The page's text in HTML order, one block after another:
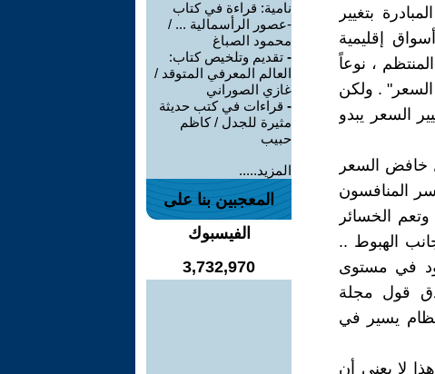
بتغيير
إقليمية
، نوعاً
السعر" . ولكن
السعر يبدو
خافض السعر
المنافسون
الخسائر
الهبوط ..
في مستوى
قول مجلة
نظام يسير في
لا يعني أن
نامية: قراءة في كتاب
-عصور الرأسمالية ... /
محمود الصباغ
- تقديم وتلخيص كتاب:
العالم المعرفي المتوقد /
غازي الصوراني
- قراءات في كتب حديثة
مثيرة للجدل / كاظم
حبيب
المزيد.....
المعجبين بنا على
الفيسبوك
3,732,970